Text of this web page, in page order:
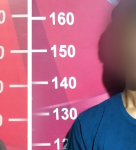
Paruh Waktu di Tengah
Keterbatasan Fiskal Daerah